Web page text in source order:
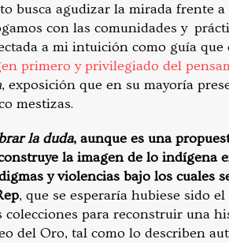
busca agudizar la mirada frente
con las comunidades y
a mi intuición como guía
primero y privilegiado del
, exposición que en su mayoría
mestizas.
la duda, aunque es una
la imagen de lo indígena
y violencias bajo los cuales
, que se esperaría hubiese sido
colecciones para reconstruir una
del Oro, tal como lo describen